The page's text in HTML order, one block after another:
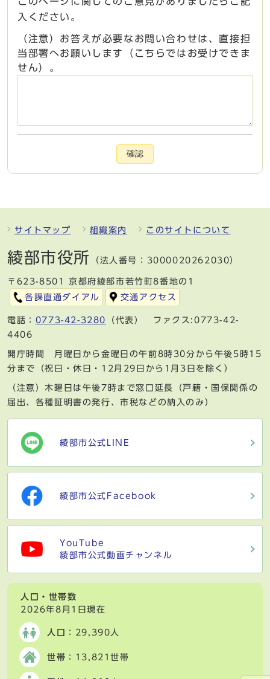
入ください。
（注意）お答えが必要なお問い合わせは、直接担
当部署へお願いします（こちらではお受けできま
せん）。
確認
サイトマップ 組織案内 このサイトについて
綾部市役所 （法人番号：3000020262030）
〒623-8501 京都府綾部市若竹町8番地の1
各課直通ダイアル
交通アクセス
電話： 0773-42-3280
（代表） ファクス:0773-42-
4406
開庁時間 月曜日から金曜日の午前8時30分から午後5時15
分まで（祝日・休日・12月29日から1月3日を除く）
（注意）木曜日は午後7時まで窓口延長（戸籍・国保関係の
届出、各種証明書の発行、市税などの納入のみ）
綾部市公式LINE
綾部市公式Facebook
YouTube
綾部市公式動画チャンネル
人口・世帯数
2026年8月1日現在
人口 ：29,390人
世帯 ：13,821世帯